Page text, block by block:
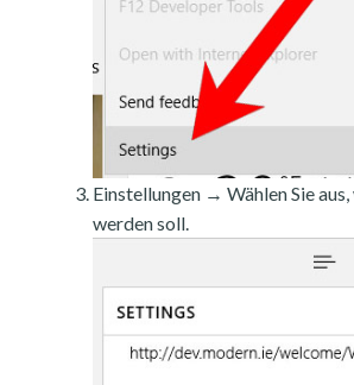
Einstellungen → Wählen Sie
werden soll.